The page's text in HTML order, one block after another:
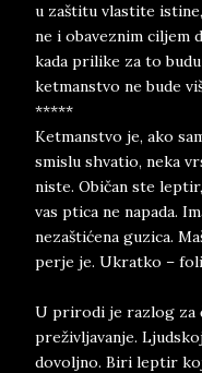
u zaštitu vlastite
ne i obaveznim ciljem
kada prilike za to
ketmanstvo ne bude
*****
Ketmanstvo je, ako
smislu shvatio, neka
niste. Običan ste
vas ptica ne napada.
nezaštićena guzica.
perje je. Ukratko –
U prirodi je razlog za
preživljavanje.
dovoljno. Biri leptir